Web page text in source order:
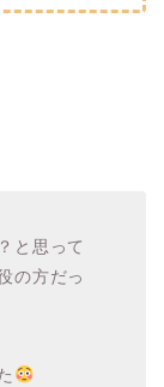
と思って
の方だっ